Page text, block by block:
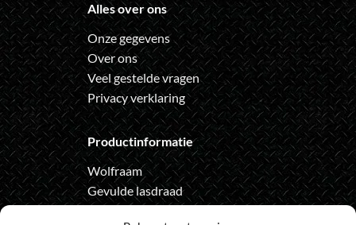
Alles over ons
Onze gegevens
Over ons
Veel gestelde vragen
Privacy verklaring
Productinformatie
Wolfraam
Gevulde lasdraad
Automatische lashelm